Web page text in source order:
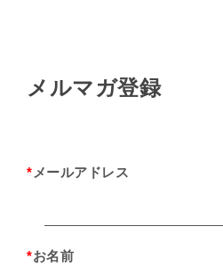
メルマガ登録
* メールアドレス
*お名前